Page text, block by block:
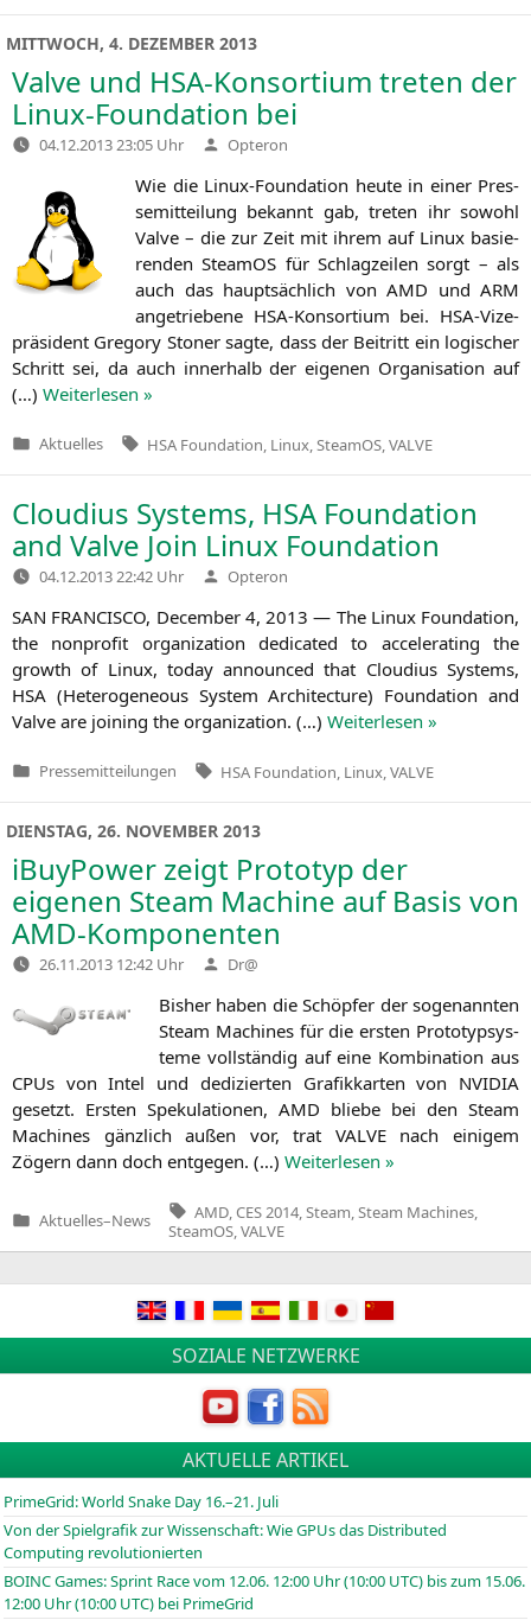
MITTWOCH, 4. DEZEMBER 2013
Valve und HSA-Konsortium treten der
Linux-Foundation bei
04.12.2013 23:05 Uhr Verfasst
von
Opteron
Wie die Linux-Foun­­da­­ti­on heu­te in einer Pres­
se­mit­tei­lung bekannt gab, tre­ten ihr sowohl
Val­ve – die zur Zeit mit ihrem auf Linux basie­
ren­den Steam­OS für Schlag­zei­len sorgt – als
auch das haupt­säch­lich von AMD und ARM
ange­trie­be­ne HSA-Kon­­­sor­­ti­um bei. HSA-Vize­
prä­­si­­dent Gre­go­ry Stoner sag­te, dass der Bei­tritt ein logi­scher
Schritt sei, da auch inner­halb der eige­nen Orga­ni­sa­ti­on auf
(…) Wei­ter­le­sen »
Veröffentlicht
Aktuelles Tags:
HSA Foundation Linux SteamOS VALVE
Cloudius Systems, HSAFoundation
and Valve Join Linux Foundation
04.12.2013 22:42 Uhr Verfasst
von
Opteron
SAN FRANCISCO, Decem­ber 4, 2013 — The Linux Foun­da­ti­on,
the non­pro­fit orga­niza­ti­on dedi­ca­ted to acce­le­ra­ting the
growth of Linux, today announ­ced that Clou­di­us Sys­tems,
HSA (Hete­ro­ge­neous Sys­tem Archi­tec­tu­re) Foun­da­ti­on and
Val­ve are joi­ning the orga­niza­ti­on. (…) Wei­ter­le­sen »
Veröffentlicht
Pressemitteilungen Tags:
HSA Foundation Linux VALVE
DIENSTAG, 26. NOVEMBER 2013
iBuyPower zeigt Prototyp der
eigenen Steam Machine auf Basis von
AMD-Komponenten
26.11.2013 12:42 Uhr Verfasst
von
Dr@
Bis­her haben die Schöp­fer der soge­nann­ten
Steam Machi­nes für die ers­ten Pro­to­typ­sys­
te­me voll­stän­dig auf eine Kom­bi­na­ti­on aus
CPUs von Intel und dedi­zier­ten Gra­fik­kar­ten von NVIDIA
gesetzt. Ers­ten Spe­ku­la­tio­nen, AMD blie­be bei den Steam
Machi­nes gänz­lich außen vor, trat VALVEnach eini­gem
Zögern dann doch ent­ge­gen. (…) Wei­ter­le­sen »
Veröffentlicht
Aktuelles–News
Tags:
AMD CES 2014 Steam Steam Machines
SteamOS, VALVE
SOZIALE NETZWERKE
AKTUELLE ARTIKEL
PrimeGrid: World Snake Day 16.–21. Juli
Von der Spielgrafik zur Wissenschaft: Wie GPUs das Distributed
Computing revolutionierten
BOINCGames: Sprint Race vom 12.06. 12:00 Uhr (10:00 UTC) bis zum 15.06.
12:00 Uhr (10:00 UTC) bei PrimeGrid